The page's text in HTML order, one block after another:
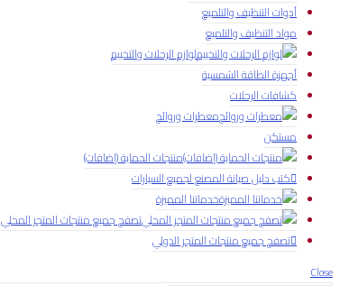
أدوات التنظيف والتلميع
مواد التنظيف والتلميع
لوازم الرحلات والتخييم
أجهزة الطاقة الشمسية
كشافات الرحلات
معطرات وروائح
مستكن
منتجات الحماية (إضافات)
كتب دليل صيانة المصنع لجميع السيارات
خدماتنا المميزة
تصفح جميع منتجات المتجر المحلي
تصفح جميع منتجات المتجر الدولي
Close